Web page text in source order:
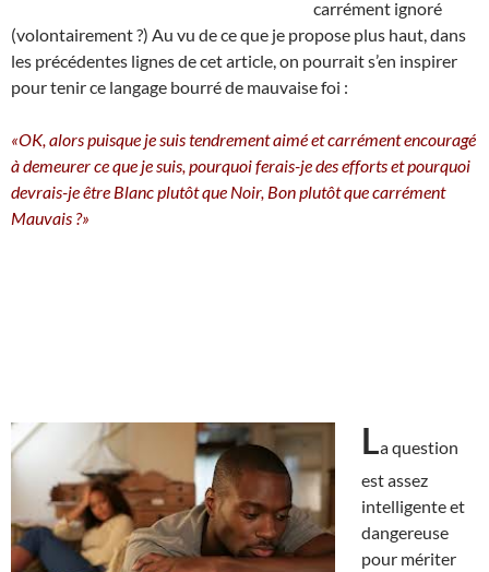
carrément ignoré
(volontairement ?) Au vu de ce que je propose plus haut, dans
les précédentes lignes de cet article, on pourrait s’en inspirer
pour tenir ce langage bourré de mauvaise foi :
«OK, alors puisque je suis tendrement aimé et carrément encouragé
à demeurer ce que je suis, pourquoi ferais-je des efforts et pourquoi
devrais-je être Blanc plutôt que Noir, Bon plutôt que carrément
Mauvais ?»
La question
est assez
intelligente et
dangereuse
pour mériter